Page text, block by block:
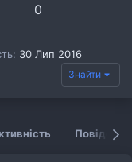
0
30 Лип 2016
Знайти